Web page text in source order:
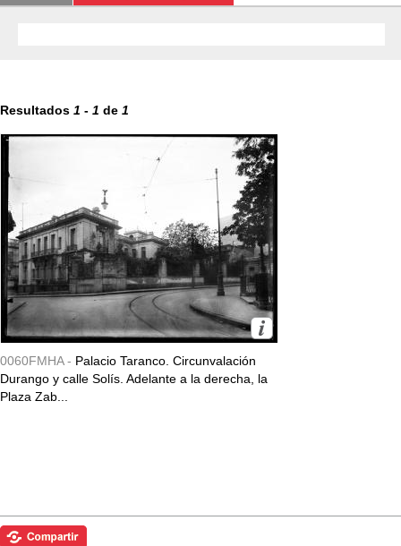
Resultados 1 - 1 de 1
0060FMHA - Palacio Taranco. Circunvalación
Durango y calle Solís. Adelante a la derecha, la
Plaza Zab...